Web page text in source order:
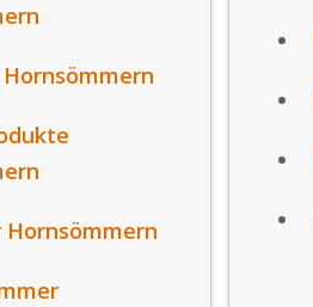
Hornsömmern